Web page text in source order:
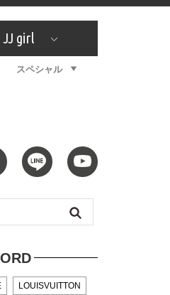
プレゼント
？ 特集
恋愛
JJ girl
おしゃラン！
スペシャル
LOUISVUITTON